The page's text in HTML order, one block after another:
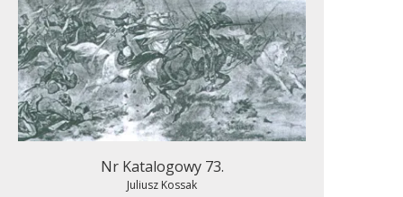
Nr Katalogowy 73.
Juliusz Kossak